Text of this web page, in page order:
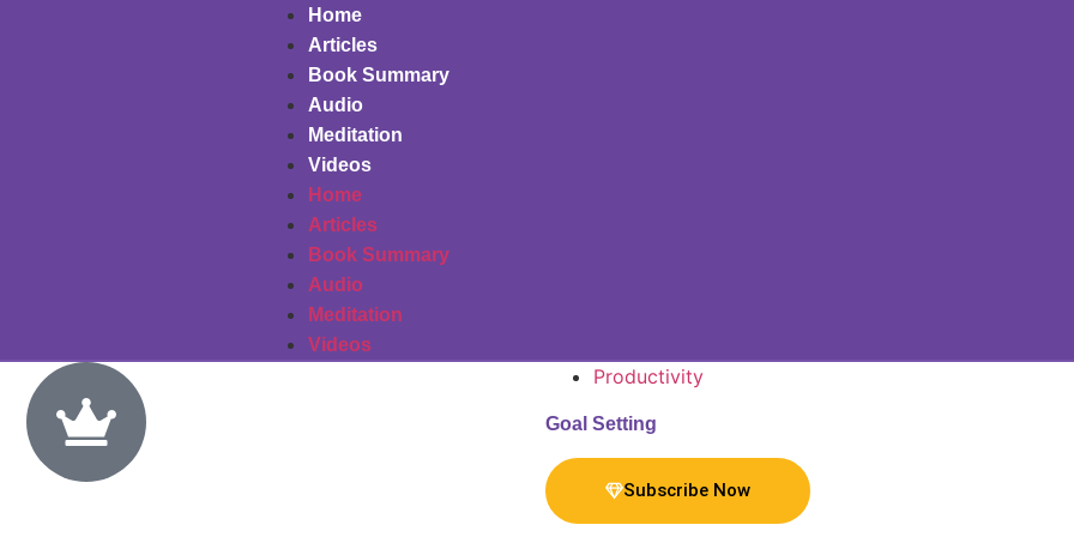
PadişahbetGalabet Giriş
Home
Articles
Book Summary
Audio
Meditation
Videos
Home
Articles
Book Summary
Audio
Meditation
Videos
Productivity
Goal Setting
Subscribe Now